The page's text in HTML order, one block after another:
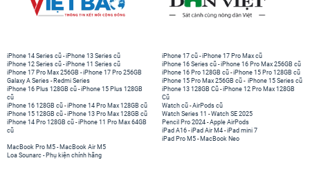
iPhone 14 Series cũ -iPhone 13 Series cũ
iPhone 12 Series cũ -iPhone 11 Series cũ
iPhone 17 Pro Max 256GB -iPhone 17 Pro 256GB
Galaxy A Series - Redmi Series
iPhone 17 cũ -iPhone 17 Pro Max cũ
iPhone 16 Series cũ - iPhone 16 Pro Max 256GB cũ
iPhone 16 Pro 128GB cũ -iPhone 15 Pro 128GB cũ
iPhone 15 Pro Max 256GB cũ - iPhone 15 Series cũ
iPhone 16 Plus 128GB cũ -iPhone 15 Plus 128GB
cũ
iPhone 16 128GB cũ -iPhone 14 Pro Max 128GB cũ
iPhone 15 128GB cũ -iPhone 13 Pro Max 128GB cũ
iPhone 14 Pro 128GB cũ -iPhone 11 Pro Max 64GB
cũ
iPhone 13 128GB Cũ -iPhone 12 Pro Max 128GB
Cũ
Watch cũ -AirPods cũ
Watch Series 11 -Watch SE 2025
Pencil Pro 2024 -Apple AirPods
iPad A16 -iPad Air M4 -iPad mini 7
iPad Pro M5 - MacBook Neo
MacBook Pro M5 - MacBook Air M5
Loa Sounarc - Phụ kiện chính hãng